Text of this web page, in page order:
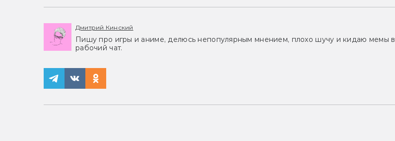
Дмитрий Кинский
Пишу про игры и аниме, делюсь непопулярным мнением, плохо шучу и кидаю мемы в
рабочий чат.